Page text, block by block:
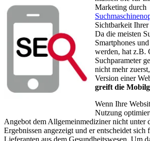
Marketing durch
Sichtbarkeit Ihrer
Da die meisten
Smartphones
werden, hat z.B.
Suchparameter
nicht mehr
Version einer
greift die
Wenn Ihre
Nutzung
Angebot dem Allgemeinmediziner nicht unter
Ergebnissen angezeigt und er entscheidet sich
Lieferanten aus dem Gesundheitswesen. Um